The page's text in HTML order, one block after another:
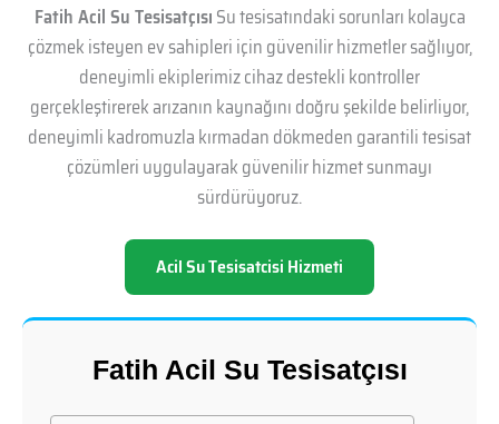
Fatih Acil Su TesisatçısıSu tesisatındaki sorunları kolayca
çözmek isteyen ev sahipleri için güvenilir hizmetler sağlıyor,
deneyimli ekiplerimiz cihaz destekli kontroller
gerçekleştirerek arızanın kaynağını doğru şekilde belirliyor,
deneyimli kadromuzla kırmadan dökmeden garantili tesisat
çözümleri uygulayarak güvenilir hizmet sunmayı
sürdürüyoruz.
Acil Su Tesisatcisi Hizmeti
Fatih Acil Su Tesisatçısı